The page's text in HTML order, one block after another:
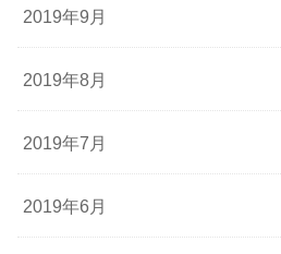
2019年9月
2019年8月
2019年7月
2019年6月